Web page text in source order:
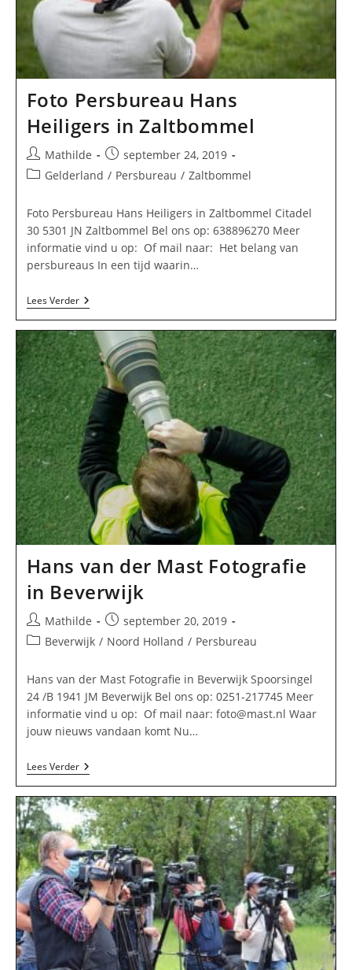
Foto Persbureau Hans
Heiligers in Zaltbommel
Bericht
auteur:
Mathilde
Bericht
gepubliceerd
september 24, 2019
Berichtcategorie:
Gelderland / Persbureau / Zaltbommel
Foto Persbureau Hans Heiligers in Zaltbommel Citadel
30 5301 JN Zaltbommel Bel ons op: 638896270 Meer
informatie vind u op: Of mail naar: Het belang van
persbureaus In een tijd waarin…
Lees VerderFoto
Persbureau
Heiligers
In
Zaltbommel
Hans van der Mast Fotografie
in Beverwijk
Bericht
auteur:
Mathilde
Bericht
gepubliceerd
september 20, 2019
Berichtcategorie:
Beverwijk / Noord Holland / Persbureau
Hans van der Mast Fotografie in Beverwijk Spoorsingel
24 /B 1941 JM Beverwijk Bel ons op: 0251-217745 Meer
informatie vind u op: Of mail naar: foto@mast.nl Waar
jouw nieuws vandaan komt Nu…
Lees VerderHans
Van
Mast
Fotografie
In
Beverwijk